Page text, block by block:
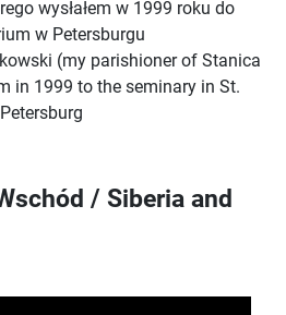
wysłałem w 1999 roku do
w Petersburgu
(my parishioner of Stanica
in 1999 to the seminary in St.
Petersburg
/ Siberia and